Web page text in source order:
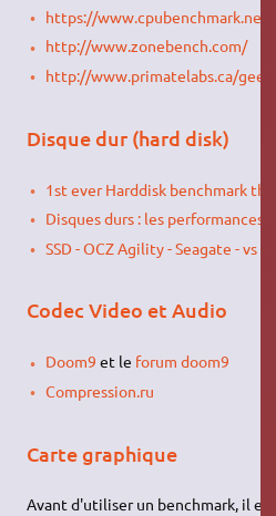
https://www.cpubenchmark.net/
http://www.zonebench.com/
http://www.primatelabs.ca/
Disque dur (hard disk)
1st ever Harddisk benchmark
Disques durs : les performances
SSD - OCZ Agility - Seagate - vs
Codec Video et Audio
Doom9 et le forum doom9
Compression.ru
Carte graphique
Avant d'utiliser un benchmark, il